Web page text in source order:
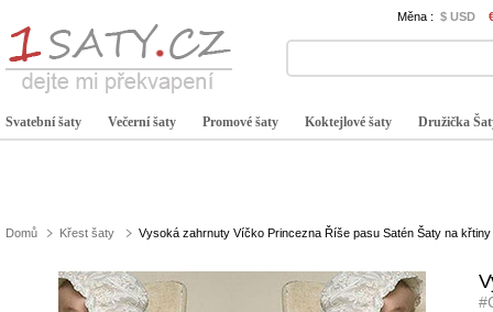
Měna : $ USD
Svatební šaty Večerní šaty Promové šaty Koktejlové šaty Družička
Domů Křest šaty Vysoká zahrnuty Víčko Princezna Říše pasu Satén Šaty na křtiny